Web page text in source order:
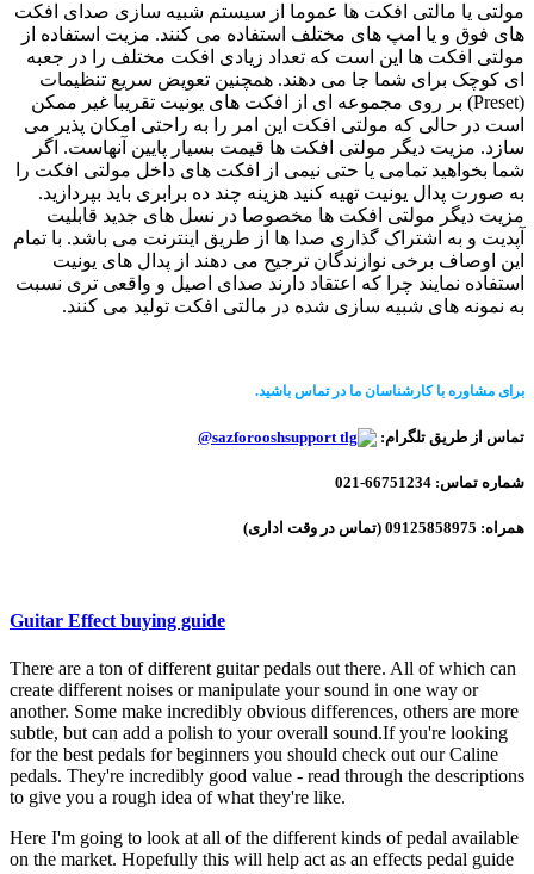
مولتی یا مالتی افکت ها عموما از سیستم شبیه سازی صدای افکت
های فوق و یا امپ های مختلف استفاده می کنند. مزیت استفاده از
مولتی افکت ها این است که تعداد زیادی افکت مختلف را در جعبه
ای کوچک برای شما جا می دهند. همچنین تعویض سریع تنظیمات
(Preset) بر روی مجموعه ای از افکت های یونیت تقریبا غیر ممکن
است در حالی که مولتی افکت این امر را به راحتی امکان پذیر می
سازد. مزیت دیگر مولتی افکت ها قیمت بسیار پایین آنهاست. اگر
شما بخواهید تمامی یا حتی نیمی از افکت های داخل مولتی افکت را
به صورت پدال یونیت تهیه کنید هزینه چند ده برابری باید بپردازید.
مزیت دیگر مولتی افکت ها مخصوصا در نسل های جدید قابلیت
آپدیت و به اشتراک گذاری صدا ها از طریق اینترنت می باشد. با تمام
این اوصاف برخی نوازندگان ترجیح می دهند از پدال های یونیت
استفاده نمایند چرا که اعتقاد دارند صدای اصیل و واقعی تری نسبت
به نمونه های شبیه سازی شده در مالتی افکت تولید می کنند.
برای مشاوره با کارشناسان ما در تماس باشید.
تماس از طریق تلگرام:
شماره تماس: 66751234-021
همراه: 09125858975 (تماس در وقت اداری)
Guitar Effect buying guide
There are a ton of different guitar pedals out there. All of which can
create different noises or manipulate your sound in one way or
another. Some make incredibly obvious differences, others are more
subtle, but can add a polish to your overall sound.If you're looking
for the best pedals for beginners you should check out our Caline
pedals. They're incredibly good value - read through the descriptions
to give you a rough idea of what they're like.
Here I'm going to look at all of the different kinds of pedal available
on the market. Hopefully this will help act as an effects pedal guide